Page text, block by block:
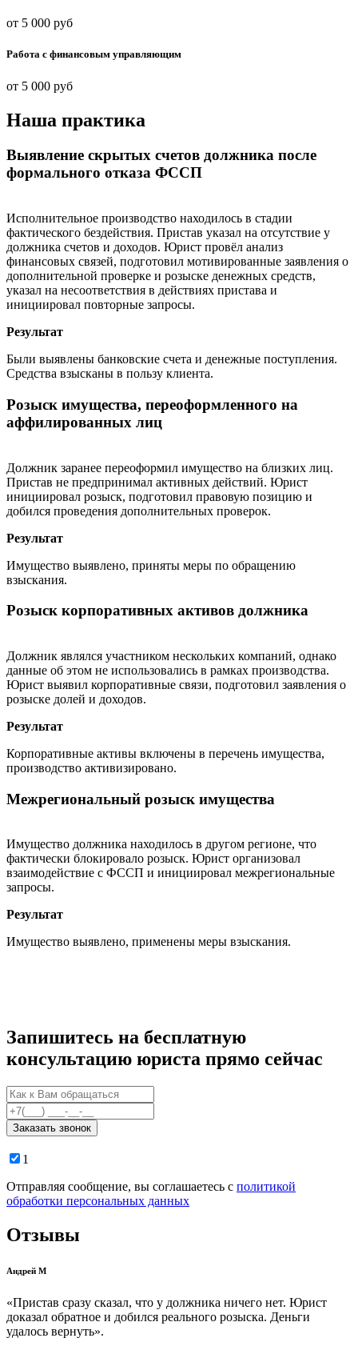
от 5 000 руб
Работа с финансовым управляющим
от 5 000 руб
Наша практика
Выявление скрытых счетов должника после
формального отказа ФССП
Исполнительное производство находилось в стадии
фактического бездействия. Пристав указал на отсутствие у
должника счетов и доходов. Юрист провёл анализ
финансовых связей, подготовил мотивированные заявления о
дополнительной проверке и розыске денежных средств,
указал на несоответствия в действиях пристава и
инициировал повторные запросы.
Результат
Были выявлены банковские счета и денежные поступления.
Средства взысканы в пользу клиента.
Розыск имущества, переоформленного на
аффилированных лиц
Должник заранее переоформил имущество на близких лиц.
Пристав не предпринимал активных действий. Юрист
инициировал розыск, подготовил правовую позицию и
добился проведения дополнительных проверок.
Результат
Имущество выявлено, приняты меры по обращению
взыскания.
Розыск корпоративных активов должника
Должник являлся участником нескольких компаний, однако
данные об этом не использовались в рамках производства.
Юрист выявил корпоративные связи, подготовил заявления о
розыске долей и доходов.
Результат
Корпоративные активы включены в перечень имущества,
производство активизировано.
Межрегиональный розыск имущества
Имущество должника находилось в другом регионе, что
фактически блокировало розыск. Юрист организовал
взаимодействие с ФССП и инициировал межрегиональные
запросы.
Результат
Имущество выявлено, применены меры взыскания.
Запишитесь на бесплатную
консультацию юриста прямо сейчас
Заказать звонок
1
Отправляя сообщение, вы соглашаетесь с политикой
обработки персональных данных
Отзывы
Андрей М
«Пристав сразу сказал, что у должника ничего нет. Юрист
доказал обратное и добился реального розыска. Деньги
удалось вернуть».